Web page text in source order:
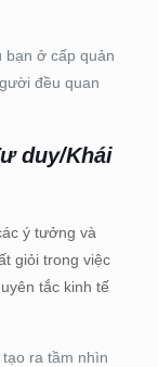
bạn ở cấp quản
đều quan
duy/Khái
ý tưởng và
giỏi trong việc
tắc kinh tế
ra tầm nhìn